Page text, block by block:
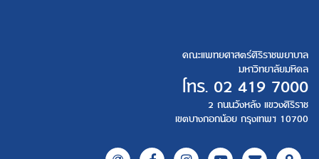
คณะแพทยศาสตร์ศิริราชพยาบาล
มหาวิทยาลัยมหิดล
โทร. 02 419 7000
2 ถนนวังหลัง แขวงศิริราช
เขตบางกอกน้อย กรุงเทพฯ 10700